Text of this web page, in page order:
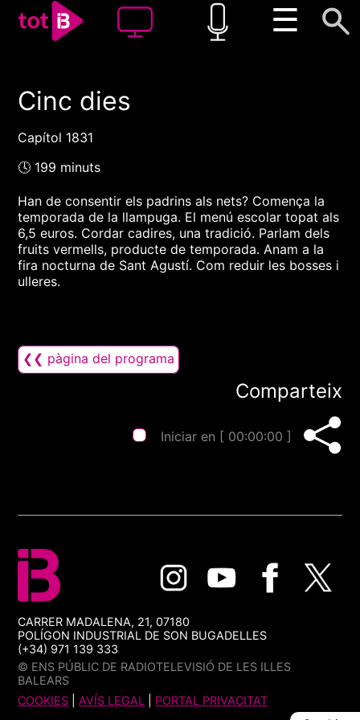
☰
00:00 00:00
Cinc dies
Capítol 1831
🕓 199 minuts
Han de consentir els padrins als nets? Comença la
temporada de la llampuga. El menú escolar topat als
6,5 euros. Cordar cadires, una tradició. Parlam dels
fruits vermells, producte de temporada. Anam a la
fira nocturna de Sant Agustí. Com reduir les bosses i
ulleres.
❮❮ pàgina del programa
Comparteix
Iniciar en [ 00:00:00 ]
CARRER MADALENA, 21, 07180
POLÍGON INDUSTRIAL DE SON BUGADELLES
(+34) 971 139 333
© ENS PÚBLIC DE RADIOTELEVISIÓ DE LES ILLES
BALEARS
COOKIES |AVÍS LEGAL PORTAL PRIVACITAT